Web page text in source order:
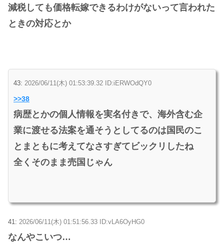
減税しても価格転嫁できるわけがないって言われた
ときの対応とか
43: 2026/06/11(木) 01:53:39.32 ID:iERWOdQY0
>>38
病歴とかの個人情報を実名付きで、海外含む企
業に渡せる法案を通そうとしてるのは国民のこ
とまともに考えてなさすぎてビックリしたね
全くそのまま売国じゃん
41: 2026/06/11(木) 01:51:56.33 ID:vLA6OyHG0
なんやこいつ…